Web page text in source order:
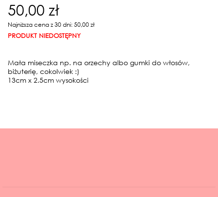
50,00 zł
Najniższa cena z 30 dni: 50,00 zł
PRODUKT NIEDOSTĘPNY
Mała miseczka np. na orzechy albo gumki do włosów,
biżuterię, cokolwiek :)
13cm x 2.5cm wysokości